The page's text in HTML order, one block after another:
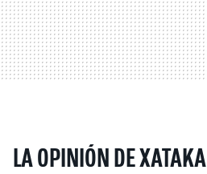
LA OPINIÓN DE XATAKA